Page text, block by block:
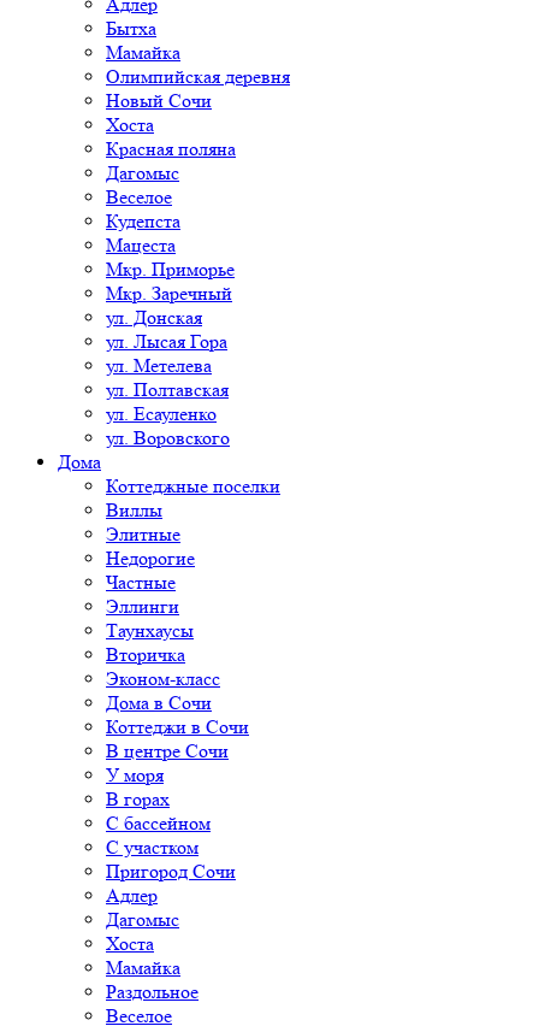
Бытха
Мамайка
Олимпийская деревня
Новый Сочи
Хоста
Красная поляна
Дагомыс
Веселое
Кудепста
Мацеста
Мкр. Приморье
Мкр. Заречный
ул. Донская
ул. Лысая Гора
ул. Метелева
ул. Полтавская
ул. Есауленко
ул. Воровского
Дома
Коттеджные поселки
Виллы
Элитные
Недорогие
Частные
Эллинги
Таунхаусы
Вторичка
Эконом-класс
Дома в Сочи
Коттеджи в Сочи
В центре Сочи
У моря
В горах
С бассейном
С участком
Пригород Сочи
Адлер
Дагомыс
Хоста
Мамайка
Раздольное
Веселое